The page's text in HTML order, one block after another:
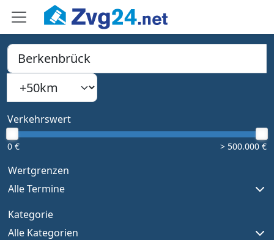
PLZ, Ort oder Bundesland
Type 1 or more characters for results.
Suchradius
Verkehrswert
0 € > 500.000 €
Wertgrenzen
Alle Termine
Kategorie
Alle Kategorien